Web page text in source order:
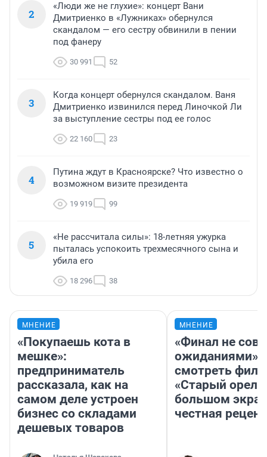
2
«Люди же не глухие»: концерт Вани
Дмитриенко в «Лужниках» обернулся
скандалом — его сестру обвинили в пении
под фанеру
30 991 52
3
Когда концерт обернулся скандалом. Ваня
Дмитриенко извинился перед Линочкой Ли
за выступление сестры под ее голос
22 160 23
4
Путина ждут в Красноярске? Что известно о
возможном визите президента
19 919 99
5
«Не рассчитала силы»: 18-летняя ужурка
пыталась успокоить трехмесячного сына и
убила его
18 296 38
МНЕНИЕ
«Покупаешь кота в
мешке»:
предприниматель
рассказала, как на
самом деле устроен
бизнес со складами
дешевых товаров
МНЕНИЕ
«Финал не
ожиданиями»:
смотреть
«Старый орел»
большом
честная